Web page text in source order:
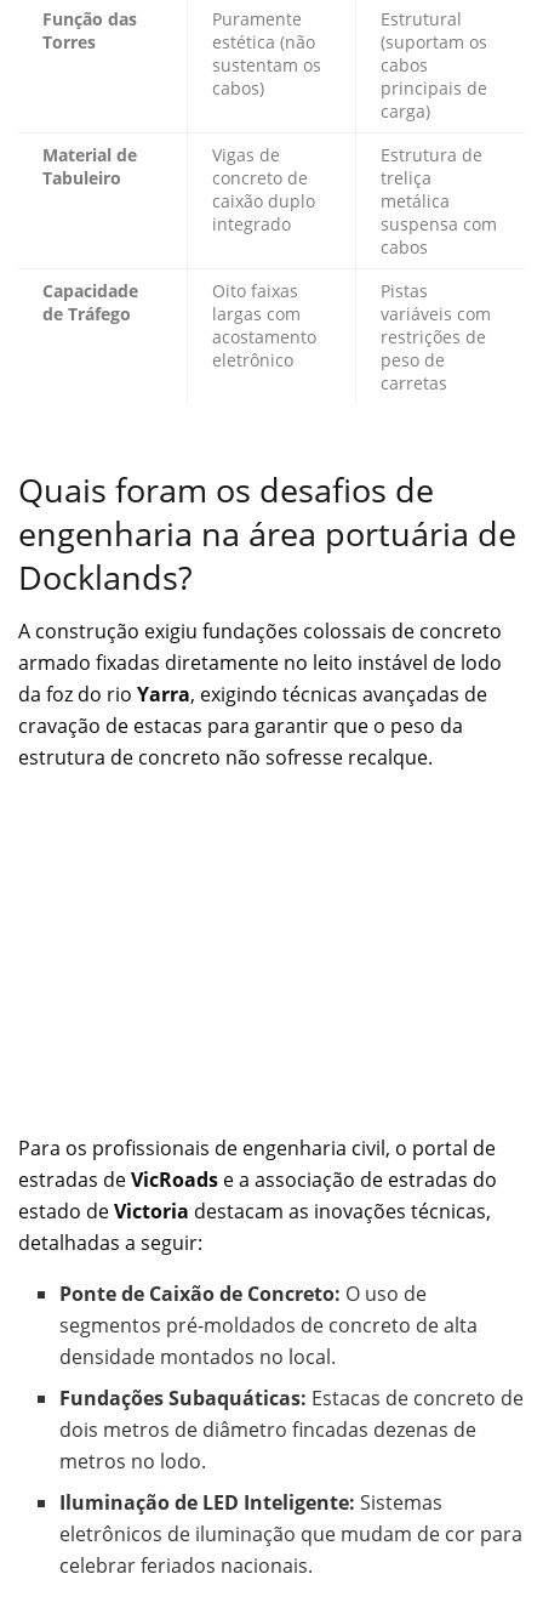
Função das
Torres
Puramente
estética (não
sustentam os
cabos)
Estrutural
(suportam os
cabos
principais de
carga)
Material de
Tabuleiro
Vigas de
concreto de
caixão duplo
integrado
Estrutura de
treliça
metálica
suspensa com
cabos
Capacidade
de Tráfego
Oito faixas
largas com
acostamento
eletrônico
Pistas
variáveis com
restrições de
peso de
carretas
Quais foram os desafios de
engenharia na área portuária de
Docklands?
A construção exigiu fundações colossais de concreto
armado fixadas diretamente no leito instável de lodo
da foz do rio Yarra, exigindo técnicas avançadas de
cravação de estacas para garantir que o peso da
estrutura de concreto não sofresse recalque.
Para os profissionais de engenharia civil, o portal de
estradas deVicRoads e a associação de estradas do
estado deVictoria destacam as inovações técnicas,
detalhadas a seguir:
Ponte de Caixão de Concreto: O uso de
segmentos pré-moldados de concreto de alta
densidade montados no local.
Fundações Subaquáticas: Estacas de concreto de
dois metros de diâmetro fincadas dezenas de
metros no lodo.
Iluminação de LED Inteligente: Sistemas
eletrônicos de iluminação que mudam de cor para
celebrar feriados nacionais.